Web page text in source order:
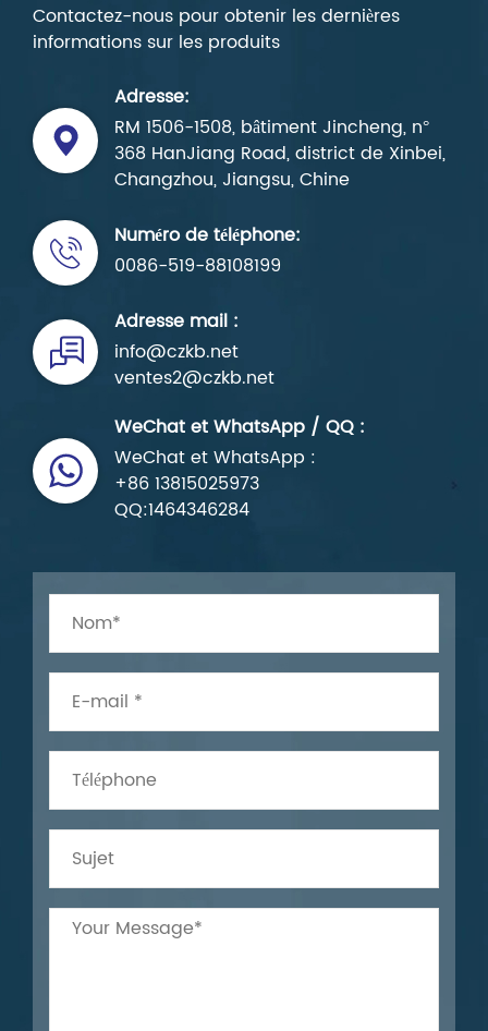
Contactez-nous pour obtenir les dernières
informations sur les produits
Adresse:
RM 1506-1508, bâtiment Jincheng, n°
368 HanJiang Road, district de Xinbei,
Changzhou, Jiangsu, Chine
Numéro de téléphone:
0086-519-88108199
Adresse mail :
info@czkb.net
ventes2@czkb.net
WeChat et WhatsApp / QQ :
WeChat et WhatsApp :
+86 13815025973
QQ:1464346284